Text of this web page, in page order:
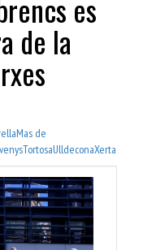
es
de la
Mas de
TortosaUlldeconaXerta